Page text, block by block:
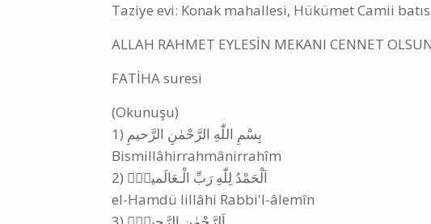
Taziye evi: Konak mahallesi, Hükümet Camii
ALLAH RAHMET EYLESİN MEKANI CENNET OLSUN
FATİHA suresi
(Okunuşu)
‎1) بِسْمِ اللّٰهِ الرَّحْمٰنِ الرَّحيمِ
Bismillâhirrahmânirrahîm
‎2) اَلْحَمْدُ لِلّٰهِ رَبِّ الْـعَالَمينَۙ
el-Hamdü lillâhi Rabbi'l-âlemîn